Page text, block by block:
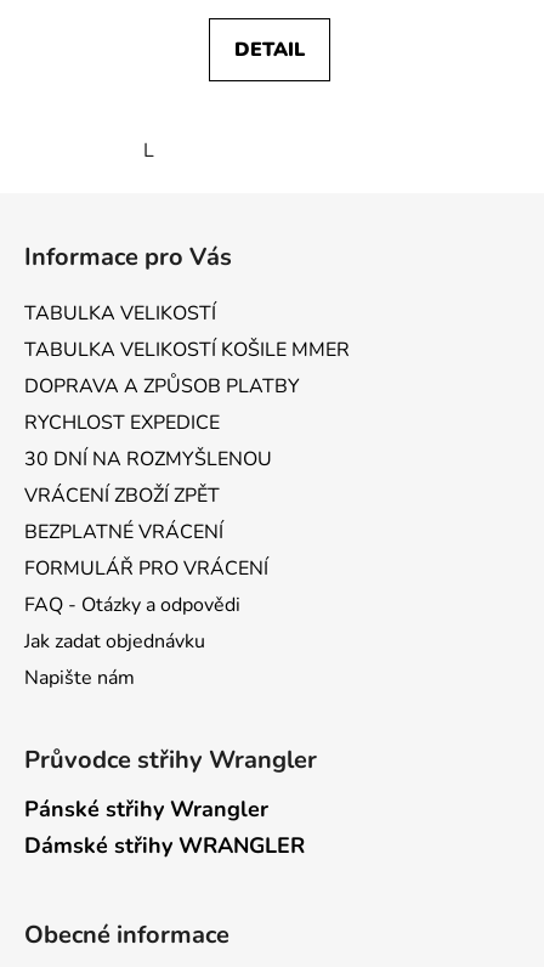
DETAIL
L
Informace pro Vás
TABULKA VELIKOSTÍ
TABULKA VELIKOSTÍ KOŠILE MMER
DOPRAVA A ZPŮSOB PLATBY
RYCHLOST EXPEDICE
30 DNÍ NA ROZMYŠLENOU
VRÁCENÍ ZBOŽÍ ZPĚT
BEZPLATNÉ VRÁCENÍ
FORMULÁŘ PRO VRÁCENÍ
FAQ - Otázky a odpovědi
Jak zadat objednávku
Napište nám
Průvodce střihy Wrangler
Pánské střihy Wrangler
Dámské střihy WRANGLER
Obecné informace